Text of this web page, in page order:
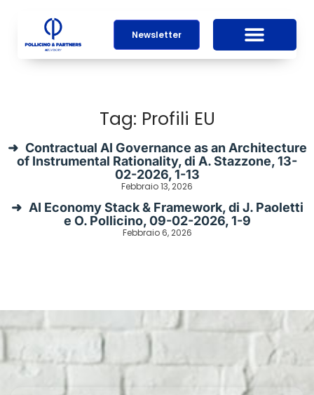
Newsletter
Tag: Profili EU
Contractual AI Governance as an Architecture
of Instrumental Rationality, di A. Stazzone, 13-
02-2026, 1-13
Febbraio 13, 2026
AI Economy Stack & Framework, di J. Paoletti
e O. Pollicino, 09-02-2026, 1-9
Febbraio 6, 2026